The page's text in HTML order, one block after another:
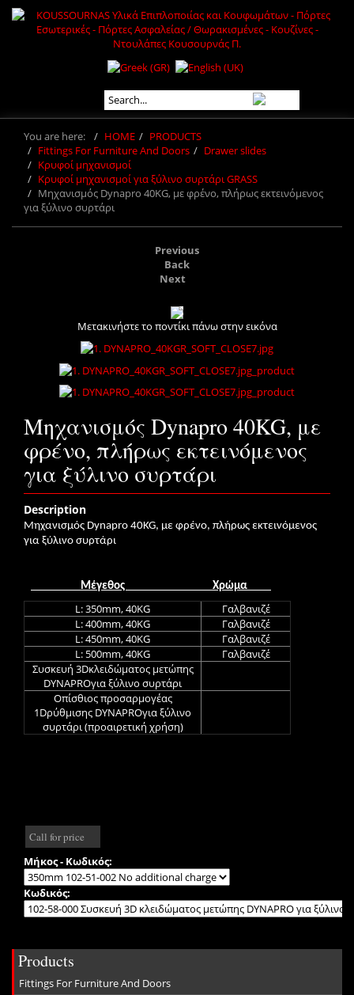
You are here: HOME
PRODUCTS
Fittings For Furniture And Doors
Drawer slides
Κρυφοί μηχανισμοί
Κρυφοί μηχανισμοί για ξύλινο συρτάρι GRASS
Μηχανισμός Dynapro 40KG, με φρένο, πλήρως εκτεινόμενος
για ξύλινο συρτάρι
Previous
Back
Next
Μετακινήστε το ποντίκι πάνω στην εικόνα
Μηχανισμός Dynapro 40KG, με
φρένο, πλήρως εκτεινόμενος
για ξύλινο συρτάρι
Description
Μηχανισμός Dynapro 40KG, με φρένο, πλήρως εκτεινόμενος
για ξύλινο συρτάρι
Μέγεθος Χρώμα
L: 350mm, 40KG
Γαλβανιζέ
L: 400mm, 40KG
Γαλβανιζέ
L: 450mm, 40KG
Γαλβανιζέ
L: 500mm, 40KG
Γαλβανιζέ
Συσκευή 3Dκλειδώματος μετώπης
DYNAPROγια ξύλινο συρτάρι
Οπίσθιος προσαρμογέας
1Dρύθμισης DYNAPROγια ξύλινο
συρτάρι (προαιρετική χρήση)
Call for price
Μήκος - Κωδικός:
Κωδικός:
Products
Fittings For Furniture And Doors